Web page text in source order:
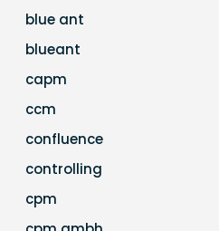
blue ant
blueant
capm
ccm
confluence
controlling
cpm